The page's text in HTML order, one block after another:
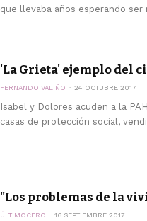
que llevaba años esperando
'La Grieta' ejemplo del
FERNANDO VALIÑO 24 OCTUBRE 2017
Isabel y Dolores acuden a la
casas de protección social,
"Los problemas de la
ÚLTIMOCERO 16 SEPTIEMBRE 2017